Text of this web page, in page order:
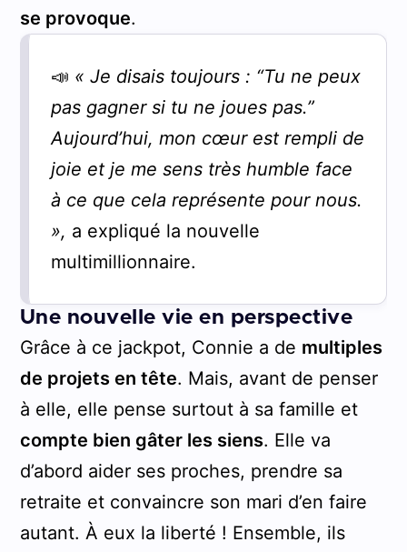
se provoque.
📣 « Je disais toujours : “Tu ne peux
pas gagner si tu ne joues pas.”
Aujourd’hui, mon cœur est rempli de
joie et je me sens très humble face
à ce que cela représente pour nous.
», a expliqué la nouvelle
multimillionnaire.
Une nouvelle vie en perspective
Grâce à ce jackpot, Connie a de multiples
de projets en tête. Mais, avant de penser
à elle, elle pense surtout à sa famille et
compte bien gâter les siens. Elle va
d’abord aider ses proches, prendre sa
retraite et convaincre son mari d’en faire
autant. À eux la liberté ! Ensemble, ils